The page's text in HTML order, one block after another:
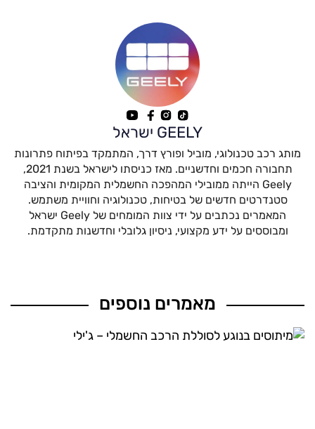
GEELY ישראל
מותג רכב טכנולוגי, מוביל ופורץ דרך, המתמקד בפיתוח פתרונות
תחבורה חכמים וחדשניים. מאז כניסתו לישראל בשנת 2021,
Geely הייתה ממובילי המהפכה החשמלית המקומית והציבה
סטנדרטים חדשים של בטיחות, טכנולוגיה וחוויית משתמש.
המאמרים נכתבים על ידי צוות המומחים של Geely ישראל
ומבוססים על ידע מקצועי, ניסיון גלובלי וחדשנות מתקדמת.
מאמרים נוספים